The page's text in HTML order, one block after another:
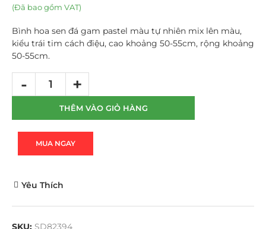
(Đã bao gồm VAT)
Bình hoa sen đá gam pastel màu tự nhiên mix lên màu,
kiểu trái tim cách điệu, cao khoảng 50-55cm, rộng khoảng
50-55cm.
THÊM VÀO GIỎ HÀNG
MUA NGAY
Yêu Thích
SKU: SD82394